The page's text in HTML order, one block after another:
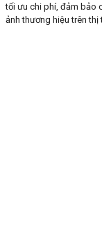
tối ưu chi phí, đảm bảo
ảnh thương hiệu trên thị